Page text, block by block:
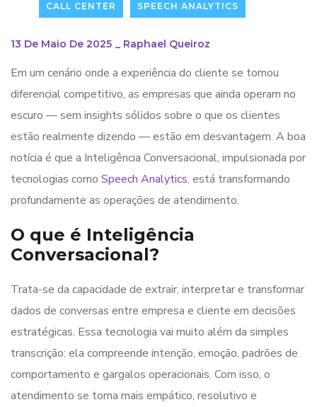
CALL CENTER SPEECH ANALYTICS
13 De Maio De 2025 _ Raphael Queiroz
Em um cenário onde a experiência do cliente se tornou
diferencial competitivo, as empresas que ainda operam no
escuro — sem insights sólidos sobre o que os clientes
estão realmente dizendo — estão em desvantagem. A boa
notícia é que a Inteligência Conversacional, impulsionada por
tecnologias como Speech Analytics, está transformando
profundamente as operações de atendimento.
O que é Inteligência
Conversacional?
Trata-se da capacidade de extrair, interpretar e transformar
dados de conversas entre empresa e cliente em decisões
estratégicas. Essa tecnologia vai muito além da simples
transcrição: ela compreende intenção, emoção, padrões de
comportamento e gargalos operacionais. Com isso, o
atendimento se torna mais empático, resolutivo e